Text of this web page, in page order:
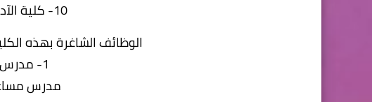
10- كلية الآداب
الوظائف الشاغرة بهذه
1- مدرس
مدرس